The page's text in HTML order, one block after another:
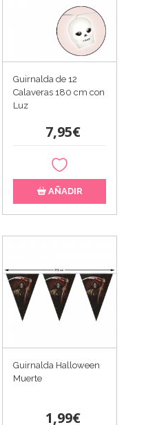
Guirnalda de 12
Calaveras 180 cm con
Luz
7,95€
AÑADIR
Guirnalda Halloween
Muerte
1,99€